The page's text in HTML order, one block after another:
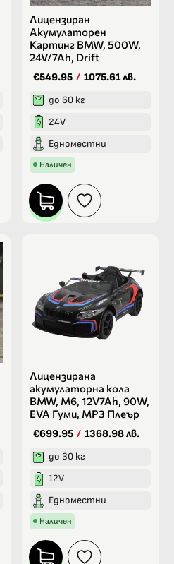
Лицензиран
Акумулаторен
Картинг BMW, 500W,
24V/7Ah, Drift
€549.95 / 1075.61 лв.
до 60 кг
24V
Едноместни
Наличен
Лицензирана
акумулаторна кола
BMW, M6, 12V7Ah, 90W,
EVA Гуми, MP3 Плеър
€699.95 / 1368.98 лв.
до 30 кг
12V
Едноместни
Наличен